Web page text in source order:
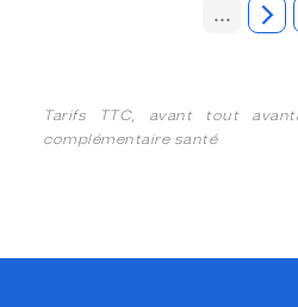
...
Tarifs TTC, avant tout
complémentaire santé